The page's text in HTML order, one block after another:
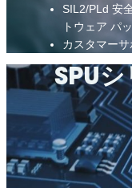
SIL2/PLd 安
トウェア パ
カスタマー
SPU